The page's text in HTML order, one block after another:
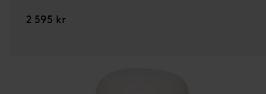
2 595 kr